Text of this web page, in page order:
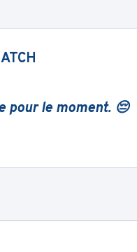
pour le moment. 😔